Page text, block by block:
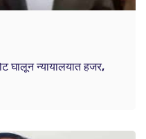
घालून न्यायालयात हजर,